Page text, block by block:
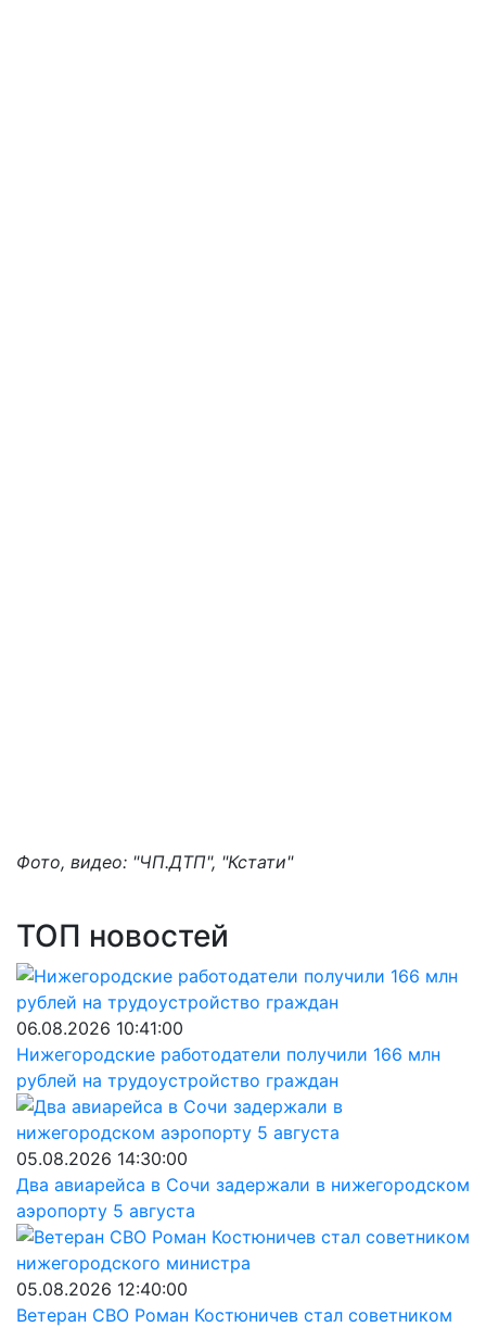
Фото, видео: "ЧП.ДТП", "Кстати"
ТОП новостей
06.08.2026 10:41:00
Нижегородские работодатели получили 166 млн
рублей на трудоустройство граждан
05.08.2026 14:30:00
Два авиарейса в Сочи задержали в нижегородском
аэропорту 5 августа
05.08.2026 12:40:00
Ветеран СВО Роман Костюничев стал советником